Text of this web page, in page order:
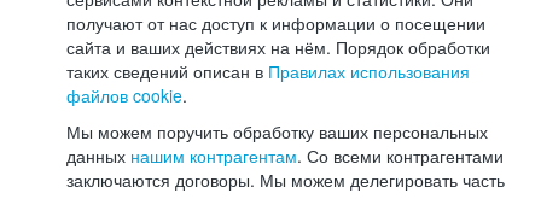
получают от нас доступ к информации о посещении
сайта и ваших действиях на нём. Порядок обработки
таких сведений описан в Правилах использования
файлов cookie.
Мы можем поручить обработку ваших персональных
данных нашим контрагентам. Со всеми контрагентами
заключаются договоры. Мы можем делегировать часть